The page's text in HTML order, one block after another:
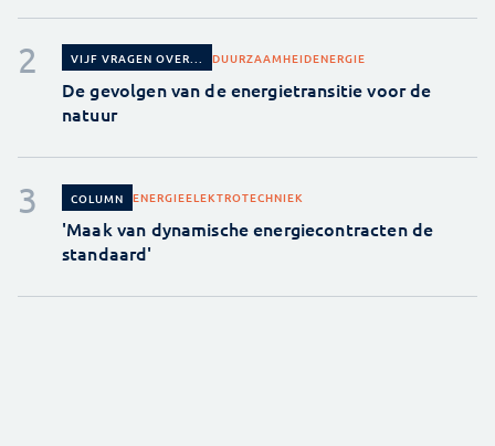
VIJF VRAGEN OVER... DUURZAAMHEIDENERGIE
De gevolgen van de energietransitie voor de
natuur
COLUMN ENERGIEELEKTROTECHNIEK
'Maak van dynamische energiecontracten de
standaard'